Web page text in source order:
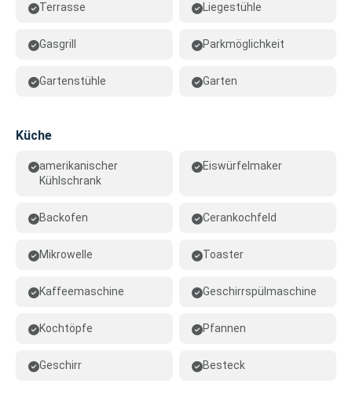
Terrasse Liegestühle
Gasgrill Parkmöglichkeit
Gartenstühle Garten
Küche
amerikanischer
Kühlschrank
Eiswürfelmaker
Backofen Cerankochfeld
Mikrowelle Toaster
Kaffeemaschine Geschirrspülmaschine
Kochtöpfe Pfannen
Geschirr Besteck